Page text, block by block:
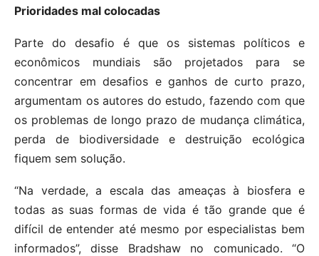
Prioridades mal colocadas
Parte do desafio é que os sistemas políticos e
econômicos mundiais são projetados para se
concentrar em desafios e ganhos de curto prazo,
argumentam os autores do estudo, fazendo com que
os problemas de longo prazo de mudança climática,
perda de biodiversidade e destruição ecológica
fiquem sem solução.
“Na verdade, a escala das ameaças à biosfera e
todas as suas formas de vida é tão grande que é
difícil de entender até mesmo por especialistas bem
informados”, disse Bradshaw no comunicado. “O